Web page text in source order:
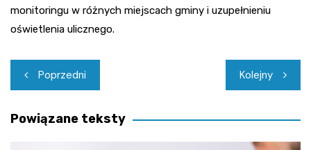
monitoringu w różnych miejscach gminy i uzupełnieniu
oświetlenia ulicznego.
Nawigacja
wpisu
Poprzedni Kolejny
Powiązane teksty